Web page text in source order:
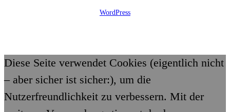
WordPress
Diese Seite verwendet Cookies (eigentlich nicht
– aber sicher ist sicher:), um die
Nutzerfreundlichkeit zu verbessern. Mit der